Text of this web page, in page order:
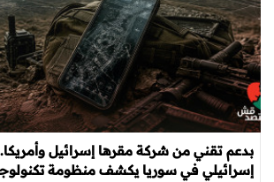
بدعم تقني من شركة مقرها إسرائيل
إسرائيلي في سوريا يكشف منظومة